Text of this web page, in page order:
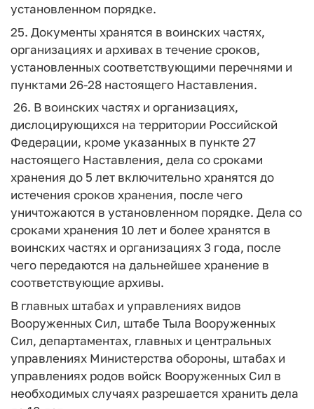
установленном порядке.
25. Документы хранятся в воинских частях,
организациях и архивах в течение сроков,
установленных соответствующими перечнями и
пунктами 26-28 настоящего Наставления.
26. В воинских частях и организациях,
дислоцирующихся на территории Российской
Федерации, кроме указанных в пункте 27
настоящего Наставления, дела со сроками
хранения до 5 лет включительно хранятся до
истечения сроков хранения, после чего
уничтожаются в установленном порядке. Дела со
сроками хранения 10 лет и более хранятся в
воинских частях и организациях 3 года, после
чего передаются на дальнейшее хранение в
соответствующие архивы.
В главных штабах и управлениях видов
Вооруженных Сил, штабе Тыла Вооруженных
Сил, департаментах, главных и центральных
управлениях Министерства обороны, штабах и
управлениях родов войск Вооруженных Сил в
необходимых случаях разрешается хранить дела